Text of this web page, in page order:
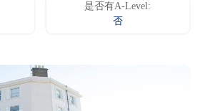
是否有A-Level:
否